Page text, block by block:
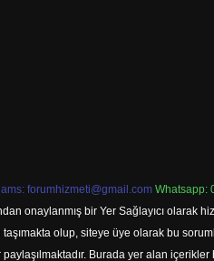
forumhizmeti@gmail.com Whatsapp:
onaylanmış bir Yer Sağlayıcı
olup, siteye üye olarak bu
Burada yer alan